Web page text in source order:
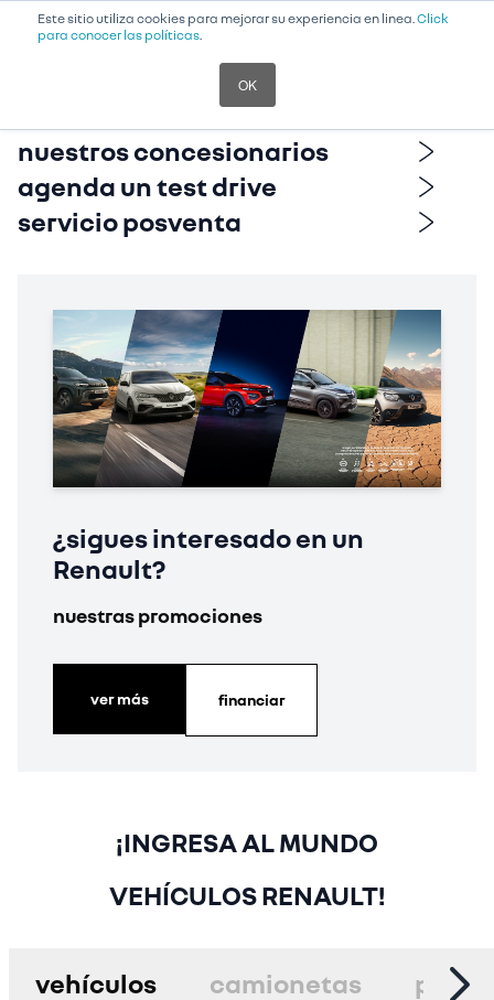
Este sitio utiliza cookies para mejorar su experiencia en linea.Click
para conocer las políticas.
OK
RENAULT|BOGOTA D.C.|
nuestros concesionarios
agenda un test drive
servicio posventa
¿sigues interesado en un
Renault?
nuestras promociones
ver más financiar
¡INGRESA AL MUNDO
VEHÍCULOS RENAULT!
vehículos camionetas pick-